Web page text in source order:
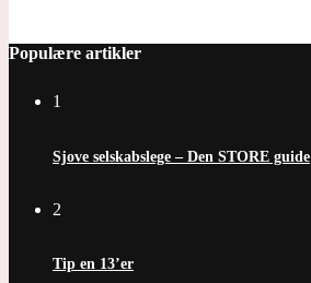
Populære artikler
1
Sjove selskabslege – Den STORE guide
2
Tip en 13’er